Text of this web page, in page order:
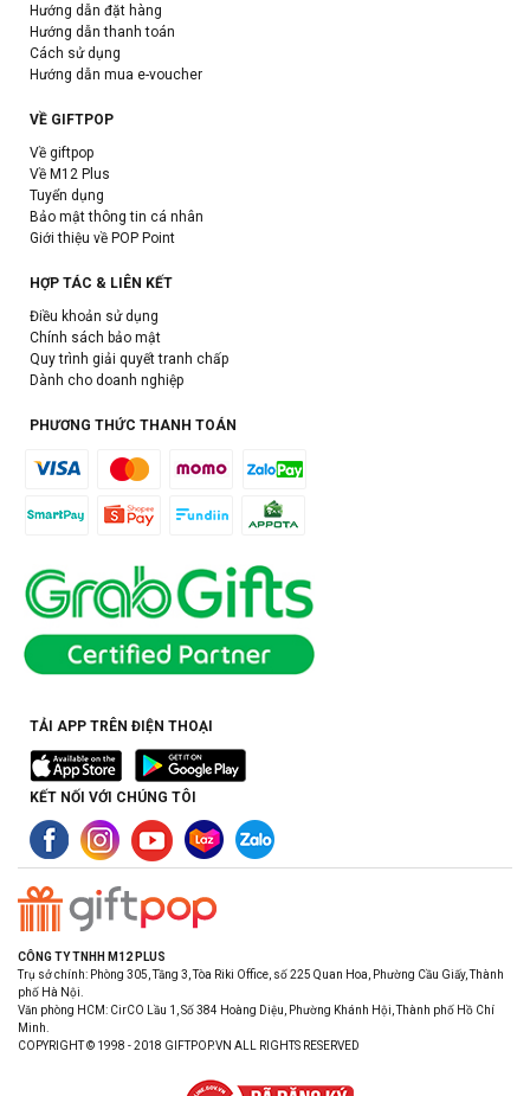
Hướng dẫn đặt hàng
Hướng dẫn thanh toán
Cách sử dụng
Hướng dẫn mua e-voucher
VỀ GIFTPOP
Về giftpop
Về M12 Plus
Tuyển dụng
Bảo mật thông tin cá nhân
Giới thiệu về POP Point
HỢP TÁC & LIÊN KẾT
Điều khoản sử dụng
Chính sách bảo mật
Quy trình giải quyết tranh chấp
Dành cho doanh nghiệp
PHƯƠNG THỨC THANH TOÁN
TẢI APP TRÊN ĐIỆN THOẠI
KẾT NỐI VỚI CHÚNG TÔI
CÔNG TY TNHH M12 PLUS
Trụ sở chính: Phòng 305, Tầng 3, Tòa Riki Office, số 225 Quan Hoa, Phường Cầu Giấy, Thành
phố Hà Nội.
Văn phòng HCM: CirCO Lầu 1, Số 384 Hoàng Diệu, Phường Khánh Hội, Thành phố Hồ Chí
Minh.
COPYRIGHT © 1998 - 2018 GIFTPOP.VN ALL RIGHTS RESERVED